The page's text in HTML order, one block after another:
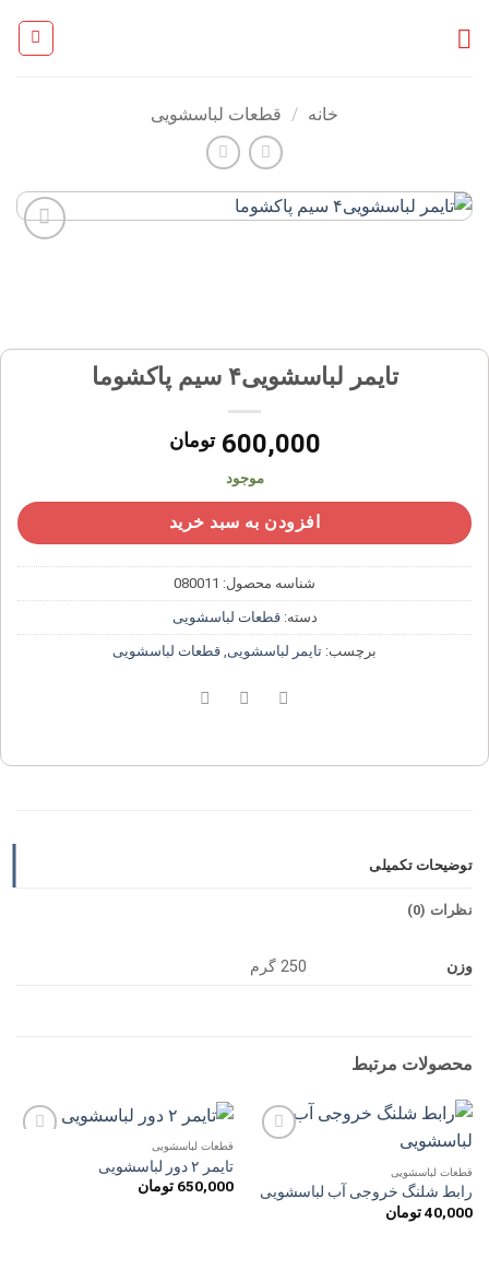
خانه / قطعات لباسشویی
تایمر لباسشویی۴ سیم پاکشوما
600,000 تومان
موجود
افزودن به سبد خرید
شناسه محصول: 080011
دسته:قطعات لباسشویی
برچسب: تایمر لباسشویی, قطعات لباسشویی
توضیحات تکمیلی
نظرات (0)
وزن 250 گرم
محصولات مرتبط
علاقه
مندی
قطعات لباسشویی
رابط شلنگ خروجی آب لباسشویی
40,000 تومان
قطعات لباسشویی
تایمر ۲ دور لباسشویی
650,000 تومان